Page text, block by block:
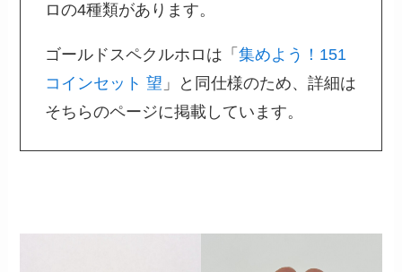
ロの4種類があります。
ゴールドスペクルホロは「集めよう！151
コインセット 望 」と同仕様のため、詳細は
そちらのページに掲載しています。